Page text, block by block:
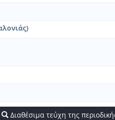
Διαθέσιμα τεύχη της